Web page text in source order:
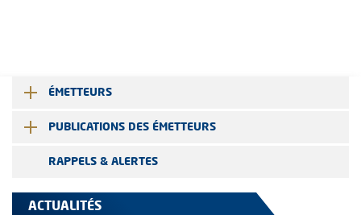
ÉMETTEURS
PUBLICATIONS DES ÉMETTEURS
RAPPELS & ALERTES
ACTUALITÉS